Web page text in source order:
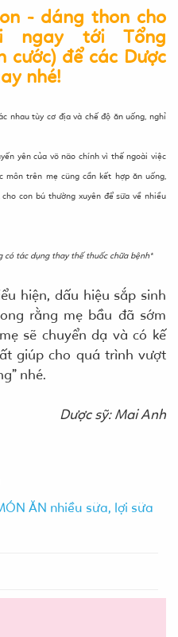
- dáng thon cho
ngay tới Tổng
cước) để các Dược
nhé!
nhau tùy cơ địa và chế độ ăn uống, nghỉ
yên của võ não chính vì thế ngoài việc
trên mẹ cũng cần kết hợp ăn uống,
con bú thường xuyên để sữa về nhiều
có tác dụng thay thế thuốc chữa bệnh*
hiện, dấu hiệu sắp sinh
rằng mẹ bầu đã sớm
sẽ chuyển dạ và có kế
giúp cho quá trình vượt
nhé.
Dược sỹ: Mai Anh
ĂN nhiều sữa, lợi sữa